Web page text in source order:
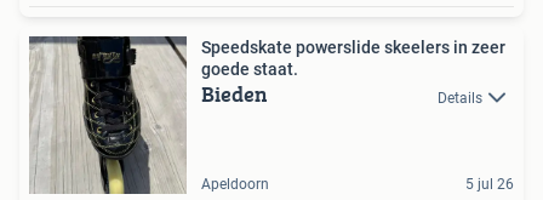
Speedskate powerslide skeelers in zeer
goede staat.
Bieden Details
Apeldoorn 5 jul 26